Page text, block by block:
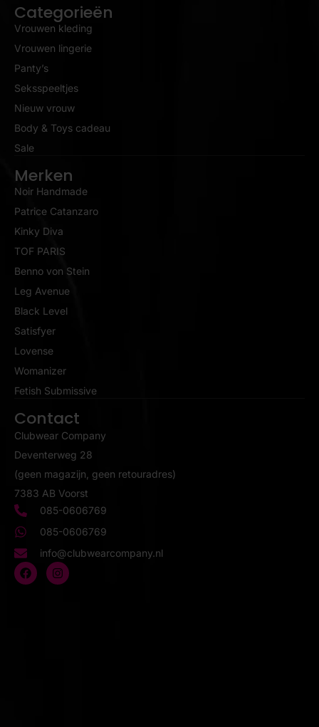
Categorieën
Vrouwen kleding
Vrouwen lingerie
Panty’s
Seksspeeltjes
Nieuw vrouw
Body & Toys cadeau
Sale
Merken
Noir Handmade
Patrice Catanzaro
Kinky Diva
TOF PARIS
Benno von Stein
Leg Avenue
Black Level
Satisfyer
Lovense
Womanizer
Fetish Submissive
Contact
Clubwear Company
Deventerweg 28
(geen magazijn, geen retouradres)
7383 AB Voorst
085-0606769
085-0606769
info@clubwearcompany.nl